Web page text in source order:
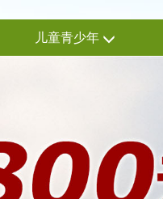
儿童青少年